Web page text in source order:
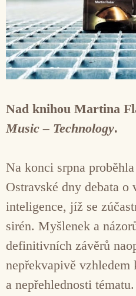
Nad knihou Martina
Music – Technology.
Na konci srpna
Ostravské dny debata o
inteligence, jíž se
sirén. Myšlenek a
definitivních závěrů
nepřekvapivě vzhledem
a nepřehlednosti